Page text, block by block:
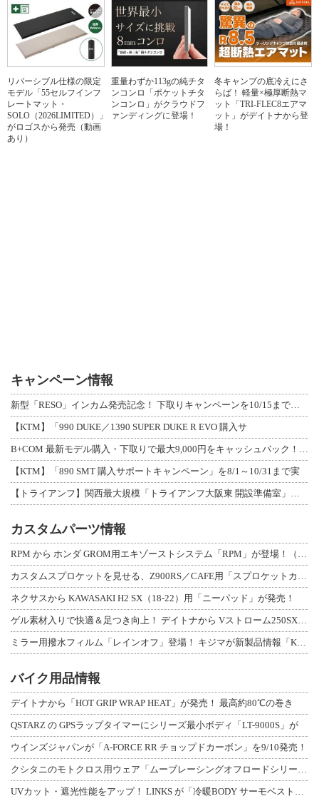
リバーシブル仕様の限定
モデル「55セルフインフ
レートマット・
SOLO（2026LIMITED）」
がロゴスから発売（動画
あり）
重量わずか113gの純チタ
ンコンロ「ポケットチタ
ンコンロ」がクラウドフ
ァンディングに登場！
冬キャンプの底冷えにさ
らば！ 軽量×極厚断熱マ
ット「TRI-FLEC8エアマ
ット」がデイトナから登
場！
キャンペーン情報
【KTM】「990 DUKE／1390 SUPER DUKE R EVO 購入サ
【KTM】「890 SMT 購入サポートキャンペーン」を8/1～10/31まで実
カスタムパーツ情報
ネクサスから KAWASAKI H2 SX（18-22）用「ニーパッド」が発売！
バイク用品情報
デイトナから「HOT GRIP WRAP HEAT」が発売！ 最高約80℃の巻き
QSTARZ の GPSラップタイマーにシリーズ最小ボディ「LT-9000S」が
ウインズジャパンが「A-FORCE RR チョップドカーボン」を9/10発売！